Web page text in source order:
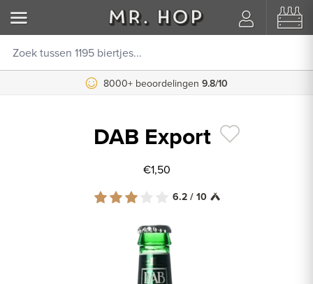
8000+ beoordelingen 9.8/10
DAB Export
€1,50
6.2 / 10